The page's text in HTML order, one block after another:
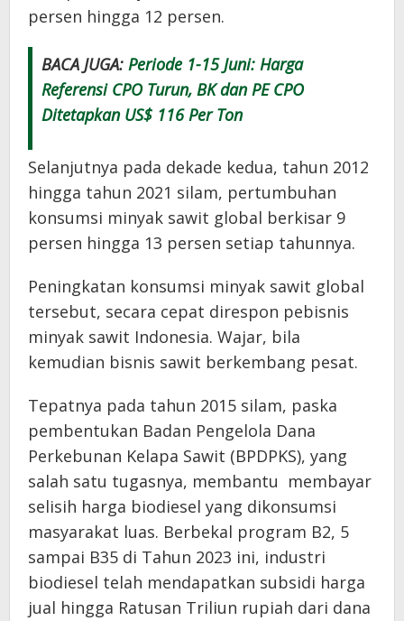
persen hingga 12 persen.
BACA JUGA: Periode 1-15 Juni: Harga
Referensi CPO Turun, BK dan PE CPO
Ditetapkan US$ 116 Per Ton
Selanjutnya pada dekade kedua, tahun 2012
hingga tahun 2021 silam, pertumbuhan
konsumsi minyak sawit global berkisar 9
persen hingga 13 persen setiap tahunnya.
Peningkatan konsumsi minyak sawit global
tersebut, secara cepat direspon pebisnis
minyak sawit Indonesia. Wajar, bila
kemudian bisnis sawit berkembang pesat.
Tepatnya pada tahun 2015 silam, paska
pembentukan Badan Pengelola Dana
Perkebunan Kelapa Sawit (BPDPKS), yang
salah satu tugasnya, membantu membayar
selisih harga biodiesel yang dikonsumsi
masyarakat luas. Berbekal program B2, 5
sampai B35 di Tahun 2023 ini, industri
biodiesel telah mendapatkan subsidi harga
jual hingga Ratusan Triliun rupiah dari dana